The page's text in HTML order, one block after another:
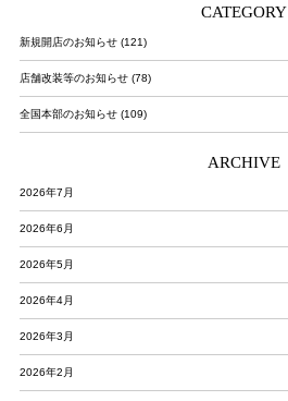
CATEGORY
新規開店のお知らせ (121)
店舗改装等のお知らせ (78)
全国本部のお知らせ (109)
ARCHIVE
2026年7月
2026年6月
2026年5月
2026年4月
2026年3月
2026年2月